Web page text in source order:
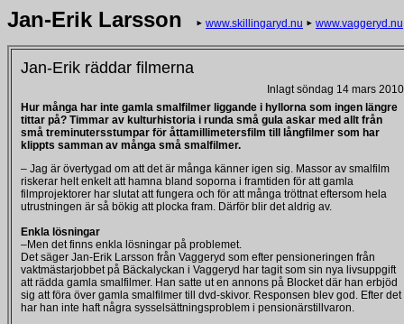
Jan-Erik Larsson www.skillingaryd.nu www.vaggeryd.nu
Jan-Erik räddar filmerna
Inlagt söndag 14 mars 2010
Hur många har inte gamla smalfilmer liggande i hyllorna som ingen längre
tittar på? Timmar av kulturhistoria i runda små gula askar med allt från
små treminutersstumpar för åttamillimetersfilm till långfilmer som har
klippts samman av många små smalfilmer.
– Jag är övertygad om att det är många känner igen sig. Massor av smalfilm
riskerar helt enkelt att hamna bland soporna i framtiden för att gamla
filmprojektorer har slutat att fungera och för att många tröttnat eftersom hela
utrustningen är så bökig att plocka fram. Därför blir det aldrig av.
Enkla lösningar
–Men det finns enkla lösningar på problemet.
Det säger Jan-Erik Larsson från Vaggeryd som efter pensioneringen från
vaktmästarjobbet på Bäckalyckan i Vaggeryd har tagit som sin nya livsuppgift
att rädda gamla smalfilmer. Han satte ut en annons på Blocket där han erbjöd
sig att föra över gamla smalfilmer till dvd-skivor. Responsen blev god. Efter det
har han inte haft några sysselsättningsproblem i pensionärstillvaron.